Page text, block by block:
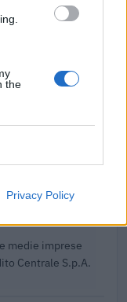
the
Privacy Policy
- Dipartimento
medie imprese
Centrale S.p.A.